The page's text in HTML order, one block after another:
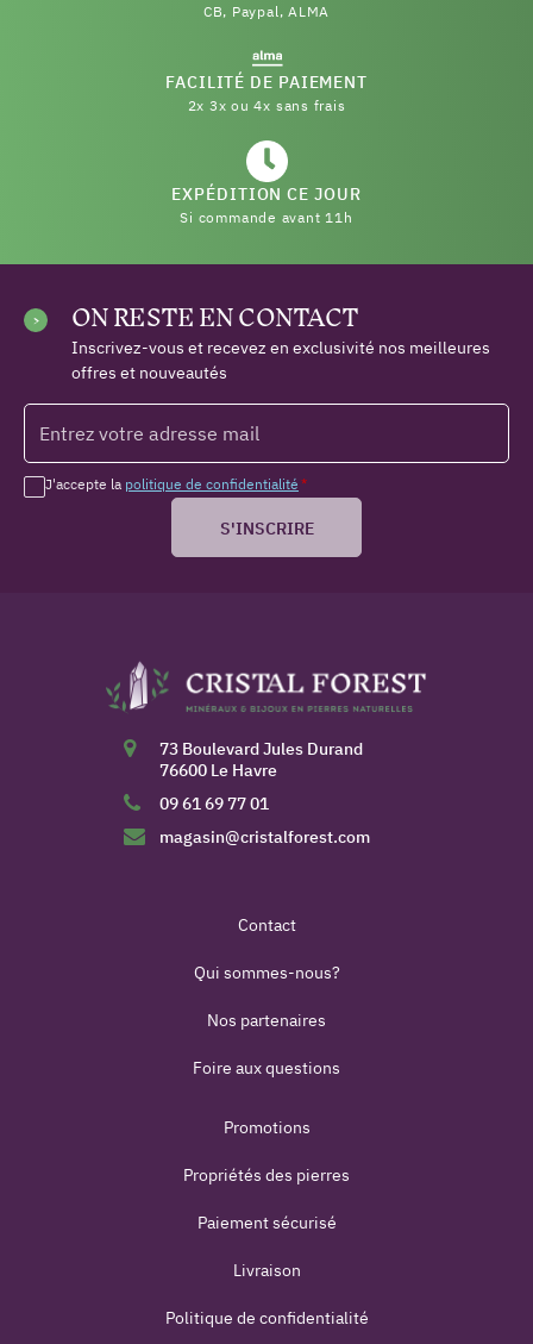
CB, Paypal, ALMA
FACILITÉ DE PAIEMENT
2x 3x ou 4x sans frais
EXPÉDITION CE JOUR
Si commande avant 11h
ON RESTE EN CONTACT
Inscrivez-vous et recevez en exclusivité nos meilleures
offres et nouveautés
J'accepte la politique de confidentialité *
S'INSCRIRE
73 Boulevard Jules Durand
76600 Le Havre
09 61 69 77 01
magasin@cristalforest.com
Contact
Qui sommes-nous?
Nos partenaires
Foire aux questions
Promotions
Propriétés des pierres
Paiement sécurisé
Livraison
Politique de confidentialité